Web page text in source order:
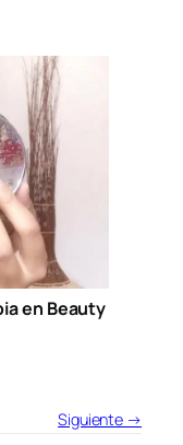
en Beauty
Siguiente →